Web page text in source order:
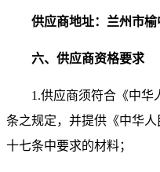
供应商地址： 兰州市
六、供应商资格要求
1.供应商须符合《中华
条之规定，并提供《中华
十七条中要求的材料；